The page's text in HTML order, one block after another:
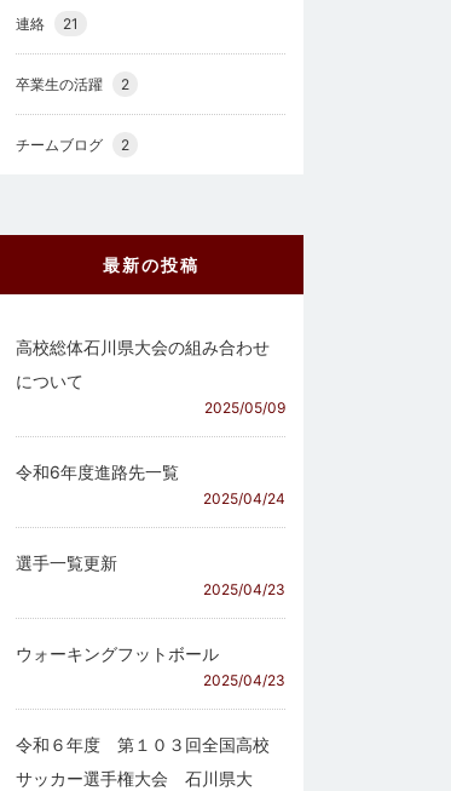
連絡 21
卒業生の活躍 2
チームブログ 2
最新の投稿
高校総体石川県大会の組み合わせ
について
2025/05/09
令和6年度進路先一覧
2025/04/24
選手一覧更新
2025/04/23
ウォーキングフットボール
2025/04/23
令和６年度 第１０３回全国高校
サッカー選手権大会 石川県大